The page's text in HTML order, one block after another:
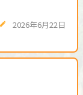
2026年6月22日